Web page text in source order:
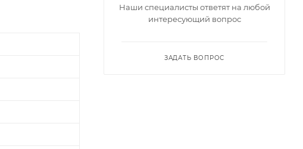
Наши специалисты ответят на любой
интересующий вопрос
ЗАДАТЬ ВОПРОС